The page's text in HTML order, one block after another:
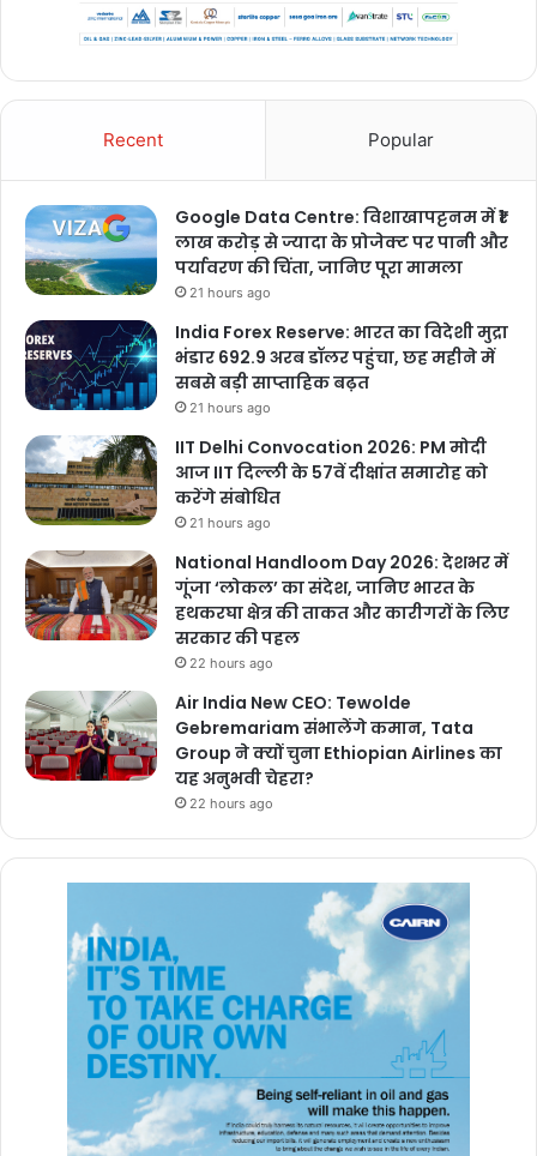
Recent Popular
Google Data Centre: विशाखापट्टनम में ₹1
लाख करोड़ से ज्यादा के प्रोजेक्ट पर पानी और
पर्यावरण की चिंता, जानिए पूरा मामला
21 hours ago
India Forex Reserve: भारत का विदेशी मुद्रा
भंडार 692.9 अरब डॉलर पहुंचा, छह महीने में
सबसे बड़ी साप्ताहिक बढ़त
21 hours ago
IIT Delhi Convocation 2026: PM मोदी
आज IIT दिल्ली के 57वें दीक्षांत समारोह को
करेंगे संबोधित
21 hours ago
National Handloom Day 2026: देशभर में
गूंजा ‘लोकल’ का संदेश, जानिए भारत के
हथकरघा क्षेत्र की ताकत और कारीगरों के लिए
सरकार की पहल
22 hours ago
Air India New CEO: Tewolde
Gebremariam संभालेंगे कमान, Tata
Group ने क्यों चुना Ethiopian Airlines का
यह अनुभवी चेहरा?
22 hours ago